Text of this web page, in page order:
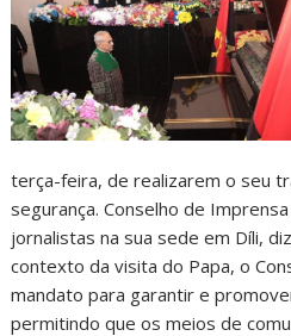
terça-feira, de realizarem o seu
segurança. Conselho de
jornalistas na sua sede em Díli,
contexto da visita do Papa, o
mandato para garantir e
permitindo que os meios de